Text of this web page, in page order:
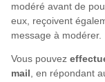
modéré avant de
eux, reçoivent
message à modérer.
Vous pouvez
mail , en répondant